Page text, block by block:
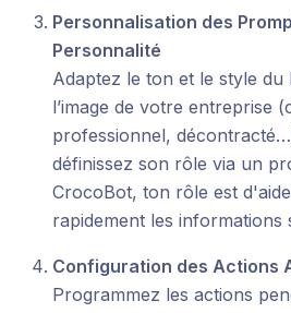
Personnalisation des
Personnalité
Adaptez le ton et le style du
l’image de votre entreprise
professionnel,
définissez son rôle via un
CrocoBot, ton rôle est
rapidement les
Configuration des Actions
Programmez les actions